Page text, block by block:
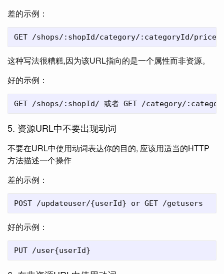
差的示例：
这种写法很糟糕,因为该URL指向的是一个属性而非资源。
好的示例：
5. 资源URL中不要出现动词
不要在URL中使用动词表达你的目的, 应该用适当的HTTP
方法描述一个操作
差的示例：
好的示例：